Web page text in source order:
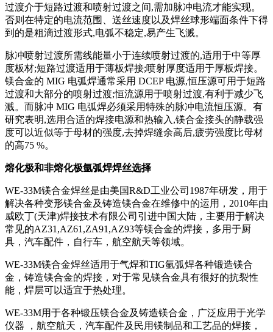
过渡介于短路过渡和喷射过渡之间,需加脉冲电流才能实现。
否则在特定的电流范围、送丝速度以及焊丝球形端面条件下得
到的是粗滴过渡形式,电弧不稳定,易产生飞溅。
脉冲喷射过渡所需线能量小于连续喷射过渡的,适用于中等厚
度板材;短路过渡适用于薄板焊接;喷射厚度适用于厚板焊接。
镁合金的 MIG 电弧焊通常采用 DCEP 电源,恒压源可用于短路
过渡和大部分的喷射过渡;恒流源用于喷射过渡,有利于减少飞
溅。而脉冲 MIG 电弧焊必须采用特殊的脉冲电流恒压源。有
研究表明,选用合适的焊接电源和热输入,镁合金接头的静载强
度可以近似等于母材的强度,去掉焊缝余高后,疲劳强度比母材
的高75 %。
熔化极和非熔化极氩弧焊焊丝选择
WE-33M镁合金焊丝是由美国R&D工业公司1987年研发，用于
解决各种变形镁合金及铸造镁合金在维修中的运用，2010年由
威欧丁(天津)焊接技术有限公司引进中国大陆，主要用于解决
常见的AZ31,AZ61,ZA91,AZ93等镁合金的焊接，多用于厨
具，汽车配件，自行车，航空航天等领域。
WE-33M镁合金焊丝适用于气焊和TIG氩弧焊各种锻造镁合
金，铸造镁合金的焊接，对于常见镁合金具有很好的抗裂性
能，焊层可以适宜于热处理。
WE-33M用于各种锻压镁合金及铸造镁合金，广泛应用于光学
仪器 ，航空航天，汽车配件及民用镁制品和工艺品的焊接，